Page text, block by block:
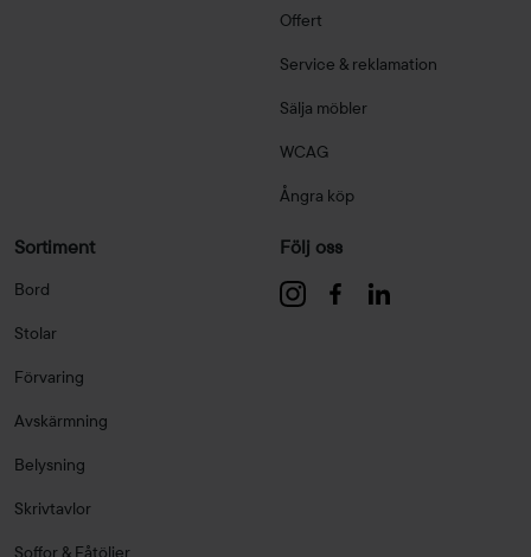
Offert
Service & reklamation
Sälja möbler
WCAG
Ångra köp
Sortiment
Bord
Stolar
Förvaring
Avskärmning
Belysning
Skrivtavlor
Soffor & Fåtöljer
Följ oss